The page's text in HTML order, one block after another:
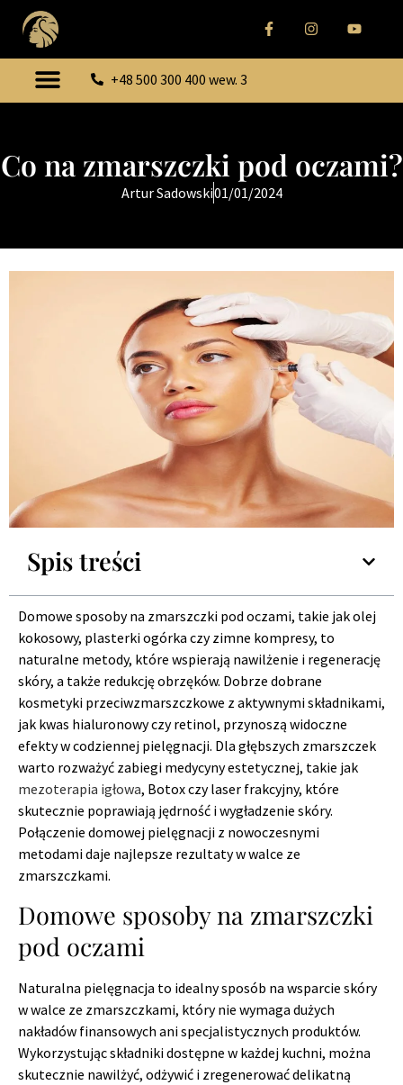
+48 500 300 400 wew. 3
Co na zmarszczki pod oczami?
Artur Sadowski01/01/2024
Spis treści
Domowe sposoby na zmarszczki pod oczami, takie jak olej
kokosowy, plasterki ogórka czy zimne kompresy, to
naturalne metody, które wspierają nawilżenie i regenerację
skóry, a także redukcję obrzęków. Dobrze dobrane
kosmetyki przeciwzmarszczkowe z aktywnymi składnikami,
jak kwas hialuronowy czy retinol, przynoszą widoczne
efekty w codziennej pielęgnacji. Dla głębszych zmarszczek
warto rozważyć zabiegi medycyny estetycznej, takie jak
mezoterapia igłowa, Botox czy laser frakcyjny, które
skutecznie poprawiają jędrność i wygładzenie skóry.
Połączenie domowej pielęgnacji z nowoczesnymi
metodami daje najlepsze rezultaty w walce ze
zmarszczkami.
Domowe sposoby na zmarszczki
pod oczami
Naturalna pielęgnacja to idealny sposób na wsparcie skóry
w walce ze zmarszczkami, który nie wymaga dużych
nakładów finansowych ani specjalistycznych produktów.
Wykorzystując składniki dostępne w każdej kuchni, można
skutecznie nawilżyć, odżywić i zregenerować delikatną